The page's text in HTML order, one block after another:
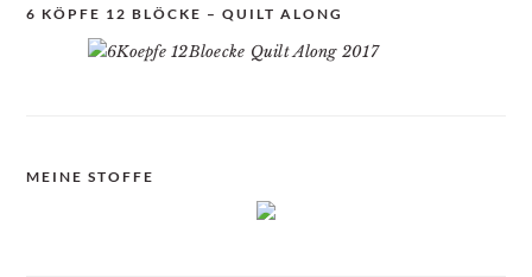
6 KÖPFE 12 BLÖCKE – QUILT ALONG
MEINE STOFFE